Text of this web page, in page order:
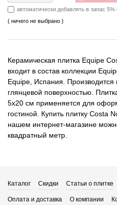
автоматически добавлять в запас
( ничего не выбрано )
Керамическая плитка Equipe
входит в состав коллекции
Equipe, Испания.
глянцевой поверхностью.
5x20 см применяется для
гостиной. Купить плитку Costa
нашем интернет-магазине
квадратный метр.
Каталог Скидки Статьи о плитке
Оплата и доставка О компании